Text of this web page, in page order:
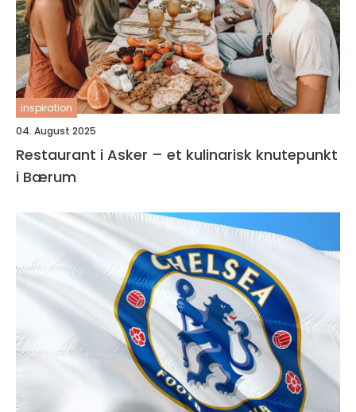
inspiration
04. August 2025
Restaurant i Asker – et kulinarisk knutepunkt
i Bærum